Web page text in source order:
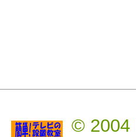
© 2004